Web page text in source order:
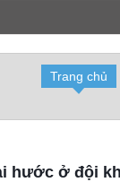
Trang chủ
hước ở đội